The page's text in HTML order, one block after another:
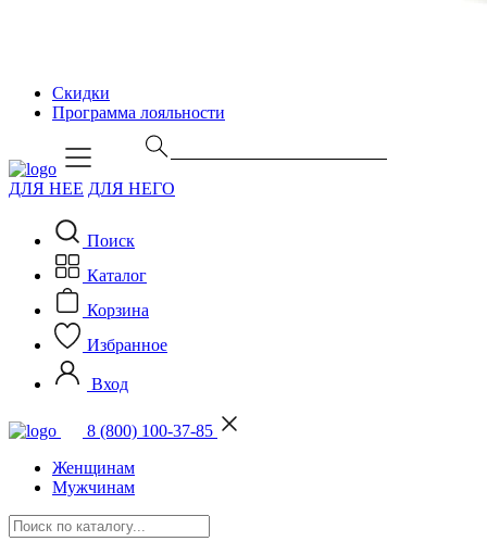
Скидки
Программа лояльности
ДЛЯ НЕЕ ДЛЯ НЕГО
Поиск
Каталог
Корзина
Избранное
Вход
8 (800) 100-37-85
Женщинам
Мужчинам